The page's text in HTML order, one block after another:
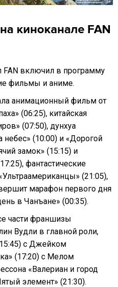
киноканале FAN
FAN включил в программу
фильмы и аниме.
анимационный фильм от
(06:25), китайская
(07:50), дунхуа
небес» (10:00) и «Дорогой
замок» (15:15) и
фантастические
(21:05),
марафон первого дня
в Чанъане» (00:35).
части франшизы
Вудли в главной роли,
с Джейком
(17:20) с Мелом
«Валериан и город
элемент» (21:30).